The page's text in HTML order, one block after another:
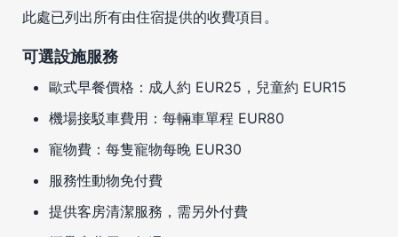
此處已列出所有由住宿提供的收費項目。
可選設施服務
歐式早餐價格：成人約 EUR25，兒童約 EUR15
機場接駁車費用：每輛車單程 EUR80
寵物費：每隻寵物每晚 EUR30
服務性動物免付費
提供客房清潔服務，需另外付費